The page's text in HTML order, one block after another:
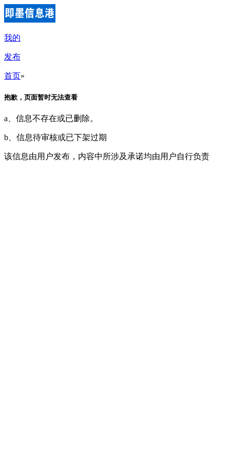
我的
发布
首页»
抱歉，页面暂时无法查看
a、信息不存在或已删除。
b、信息待审核或已下架过期
该信息由用户发布，内容中所涉及承诺均由用户自行负责